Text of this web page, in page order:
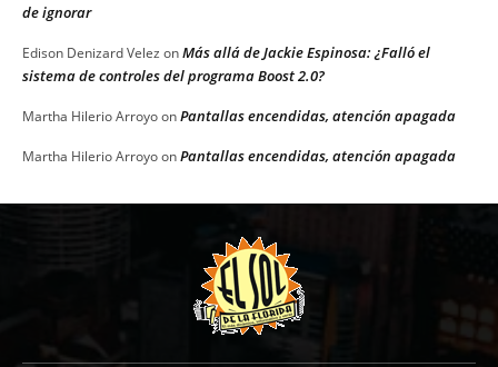
de ignorar
Edison Denizard Velez onMás allá de Jackie Espinosa: ¿Falló el
sistema de controles del programa Boost 2.0?
Martha Hilerio ArroyoonPantallas encendidas, atención apagada
Martha Hilerio ArroyoonPantallas encendidas, atención apagada